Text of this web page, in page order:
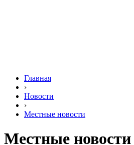
Главная
›
Новости
›
Местные новости
Местные новости